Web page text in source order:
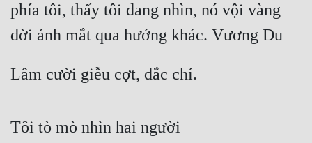
Lịch Sử
Mạt Thế
Ngôn Tình
phía tôi, thấy tôi đang nhìn, nó vội vàng
dời ánh mắt qua hướng khác. Vương Du
Lâm cười giễu cợt, đắc chí.
Tôi tò mò nhìn hai người